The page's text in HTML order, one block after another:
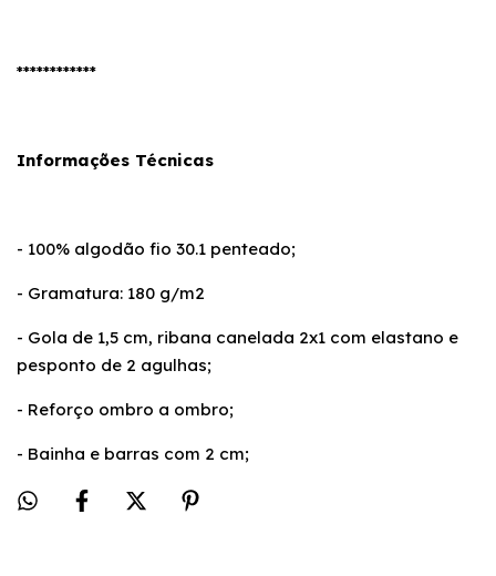
************
Informações Técnicas
- 100% algodão fio 30.1 penteado;
- Gramatura: 180 g/m2
- Gola de 1,5 cm, ribana canelada 2x1 com elastano e
pesponto de 2 agulhas;
- Reforço ombro a ombro;
- Bainha e barras com 2 cm;